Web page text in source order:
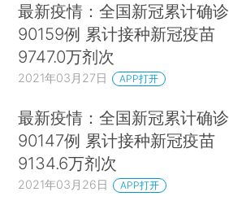
最新疫情：全国新冠累计确诊
90159例 累计接种新冠疫苗
9747.0万剂次
2021年03月27日 APP打开
最新疫情：全国新冠累计确诊
90147例 累计接种新冠疫苗
9134.6万剂次
2021年03月26日 APP打开